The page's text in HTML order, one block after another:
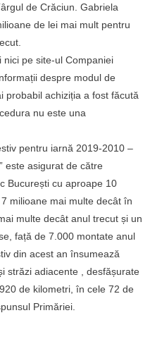
de Crăciun. Gabriela
de lei mai mult pentru
nici pe site-ul Companiei
despre modul de
probabil achiziția a fost făcută
nu este una
pentru iarnă 2019-2010 –
este asigurat de către
București cu aproape 10
milioane mai multe decât în
multe decât anul trecut și un
față de 7.000 montate anul
din acest an însumează
străzi adiacente
, desfășurate
de kilometri, în cele 72 de
Primăriei.